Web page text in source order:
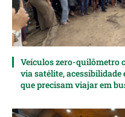
Veículos zero-quilômetro
via satélite,
que precisam viajar em